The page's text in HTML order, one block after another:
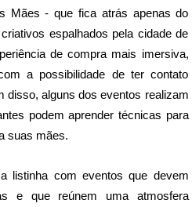
Mães - que fica atrás apenas do
espalhados pela cidade de
de compra mais imersiva,
a possibilidade de ter contato
disso, alguns dos eventos realizam
podem aprender técnicas para
suas mães.
listinha com eventos que devem
e que reúnem uma atmosfera